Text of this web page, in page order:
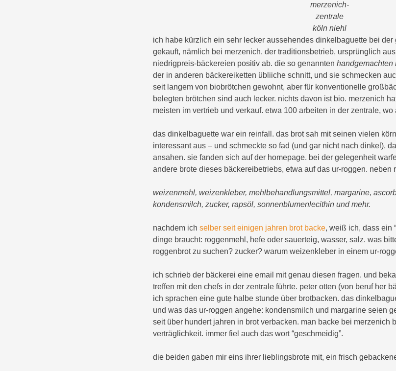
merzenich-
zentrale
köln niehl
ich habe kürzlich ein sehr lecker aussehendes dinkelbaguette bei
gekauft, nämlich bei merzenich. der traditionsbetrieb, ursprünglich
niedrigpreis-bäckereien positiv ab. die so genannten handgemachten
der in anderen bäckereiketten übliiche schnitt, und sie schmecken
seit langem von biobrötchen gewohnt, aber für konventionelle
belegten brötchen sind auch lecker. nichts davon ist bio. merzenich
meisten im vertrieb und verkauf. etwa 100 arbeiten in der zentrale,
das dinkelbaguette war ein reinfall. das brot sah mit seinen vielen
interessant aus – und schmeckte so fad (und gar nicht nach dinkel),
ansahen. sie fanden sich auf der homepage. bei der gelegenheit
andere brote dieses bäckereibetriebs, etwa auf das ur-roggen. neben
weizenmehl, weizenkleber, mehlbehandlungsmittel, margarine,
kondensmilch, zucker, rapsöl, sonnenblumenlecithin und mehr.
nachdem ich selber seit einigen jahren brot backe, weiß ich, dass ein
dinge braucht: roggenmehl, hefe oder sauerteig, wasser, salz. was
roggenbrot zu suchen? zucker? warum weizenkleber in einem ur-
ich schrieb der bäckerei eine email mit genau diesen fragen. und
treffen mit den chefs in der zentrale führte. peter otten (von beruf her
ich sprachen eine gute halbe stunde über brotbacken. das
und was das ur-roggen angehe: kondensmilch und margarine seien
seit über hundert jahren in brot verbacken. man backe bei merzenich
verträglichkeit. immer fiel auch das wort “geschmeidig”.
die beiden gaben mir eins ihrer lieblingsbrote mit, ein frisch